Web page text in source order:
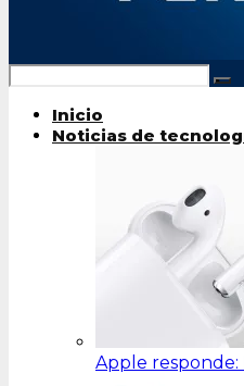
Inicio
Noticias de
Apple responde: